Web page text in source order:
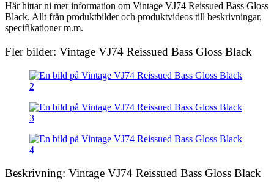
Här hittar ni mer information om Vintage VJ74 Reissued Bass Gloss
Black. Allt från produktbilder och produktvideos till beskrivningar,
specifikationer m.m.
Fler bilder: Vintage VJ74 Reissued Bass Gloss Black
Beskrivning: Vintage VJ74 Reissued Bass Gloss Black